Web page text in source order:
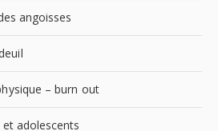
angoisses
– burn out
adolescents